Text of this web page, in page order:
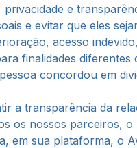
privacidade e
e evitar que eles
acesso
finalidades diferentes
concordou em
a transparência da
os nossos parceiros, o
em sua plataforma, o